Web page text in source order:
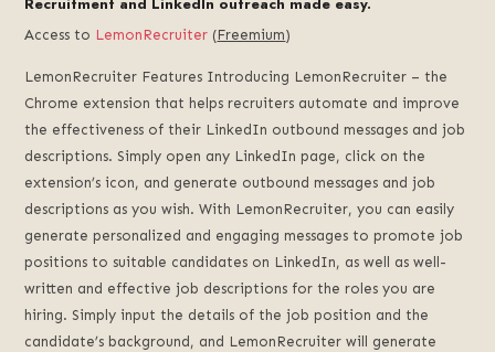
Recruitment and LinkedIn outreach made easy.
Access to LemonRecruiter (Freemium)
LemonRecruiter Features Introducing LemonRecruiter – the
Chrome extension that helps recruiters automate and improve
the effectiveness of their LinkedIn outbound messages and job
descriptions. Simply open any LinkedIn page, click on the
extension’s icon, and generate outbound messages and job
descriptions as you wish. With LemonRecruiter, you can easily
generate personalized and engaging messages to promote job
positions to suitable candidates on LinkedIn, as well as well-
written and effective job descriptions for the roles you are
hiring. Simply input the details of the job position and the
candidate’s background, and LemonRecruiter will generate